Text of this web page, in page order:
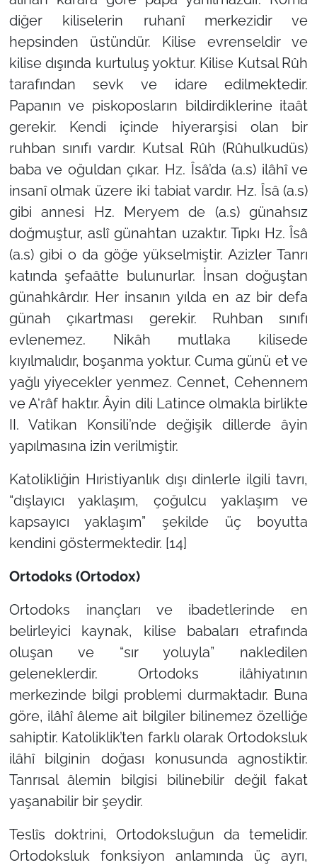
diğer kiliselerin ruhanî merkezidir ve
hepsinden üstündür. Kilise evrenseldir ve
kilise dışında kurtuluş yoktur. Kilise Kutsal Rûh
tarafından sevk ve idare edilmektedir.
Papanın ve piskoposların bildirdiklerine itaât
gerekir. Kendi içinde hiyerarşisi olan bir
ruhban sınıfı vardır. Kutsal Rûh (Rûhulkudüs)
baba ve oğuldan çıkar. Hz. Îsâ’da (a.s) ilâhî ve
insanî olmak üzere iki tabiat vardır. Hz. Îsâ (a.s)
gibi annesi Hz. Meryem de (a.s) günahsız
doğmuştur, aslî günahtan uzaktır. Tıpkı Hz. Îsâ
(a.s) gibi o da göğe yükselmiştir. Azizler Tanrı
katında şefaâtte bulunurlar. İnsan doğuştan
günahkârdır. Her insanın yılda en az bir defa
günah çıkartması gerekir. Ruhban sınıfı
evlenemez. Nikâh mutlaka kilisede
kıyılmalıdır, boşanma yoktur. Cuma günü et ve
yağlı yiyecekler yenmez. Cennet, Cehennem
ve A‘râf haktır. Âyin dili Latince olmakla birlikte
II. Vatikan Konsili’nde değişik dillerde âyin
yapılmasına izin verilmiştir.
Katolikliğin Hıristiyanlık dışı dinlerle ilgili tavrı,
“dışlayıcı yaklaşım, çoğulcu yaklaşım ve
kapsayıcı yaklaşım” şekilde üç boyutta
kendini göstermektedir. [14]
Ortodoks (Ortodox)
Ortodoks inançları ve ibadetlerinde en
belirleyici kaynak, kilise babaları etrafında
oluşan ve “sır yoluyla” nakledilen
geleneklerdir. Ortodoks ilâhiyatının
merkezinde bilgi problemi durmaktadır. Buna
göre, ilâhî âleme ait bilgiler bilinemez özelliğe
sahiptir. Katoliklik’ten farklı olarak Ortodoksluk
ilâhî bilginin doğası konusunda agnostiktir.
Tanrısal âlemin bilgisi bilinebilir değil fakat
yaşanabilir bir şeydir.
Teslîs doktrini, Ortodoksluğun da temelidir.
Ortodoksluk fonksiyon anlamında üç ayrı,